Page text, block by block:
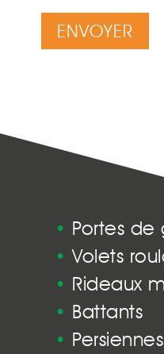
• Portes
• Volets
• Rideaux
• Battants
• Persiennes